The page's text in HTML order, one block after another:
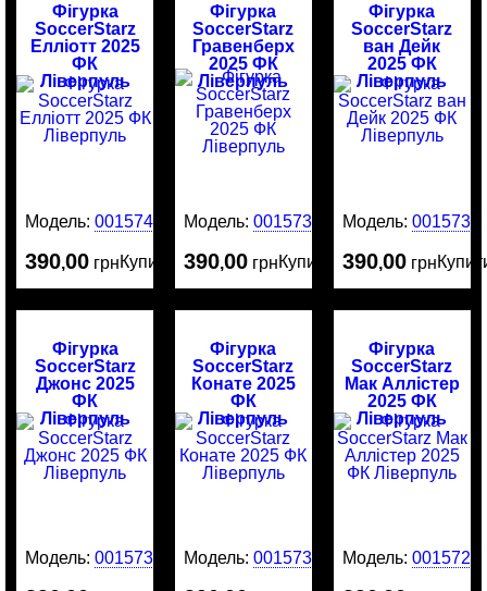
Фігурка
SoccerStarz
Елліотт 2025
ФК
Ліверпуль
Модель:0015740
390,00 грнКупити
Фігурка
SoccerStarz
Гравенберх
2025 ФК
Ліверпуль
Модель:0015735
390,00 грнКупити
Фігурка
SoccerStarz
ван Дейк
2025 ФК
Ліверпуль
Модель: 0015734
390,00 грн
Фігурка
SoccerStarz
Джонс 2025
ФК
Ліверпуль
Модель:0015732
Фігурка
SoccerStarz
Конате 2025
ФК
Ліверпуль
Модель:0015731
Фігурка
SoccerStarz
Мак Аллістер
2025 ФК
Ліверпуль
Модель: 0015729